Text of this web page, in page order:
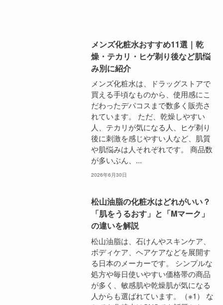
メンズ化粧水おすすめ11選｜乾
燥・テカリ・ヒゲ剃り後など肌悩
み別に紹介
メンズ化粧水は、ドラッグストアで
買える手頃なものから、使用感にこ
だわったデパコスまで数多く販売さ
れています。 ただ、乾燥しやすい
人、テカリが気になる人、ヒゲ剃り
後に刺激を感じやすい人など、肌質
や肌悩みは人それぞれです。 商品数
が多いぶん、...
2026年6月30日
松山油脂の化粧水はどれがいい？
「肌をうるおす」と「Mマーク」
の違いを解説
松山油脂は、石けんやスキンケア、
ボディケア、ヘアケアなどを展開す
る日本のメーカーです。 シンプルな
処方や毎日使いやすい価格帯の商品
が多く、敏感肌や乾燥肌が気になる
人からも選ばれています。（※1） な